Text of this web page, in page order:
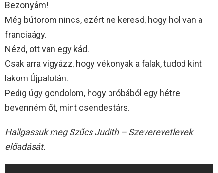
Bezonyám!
Még bútorom nincs, ezért ne keresd, hogy hol van a
franciaágy.
Nézd, ott van egy kád.
Csak arra vigyázz, hogy vékonyak a falak, tudod kint
lakom Újpalotán.
Pedig úgy gondolom, hogy próbából egy hétre
bevenném őt, mint csendestárs.
Hallgassuk meg Szűcs Judith – Szeverevetlevek
előadását.